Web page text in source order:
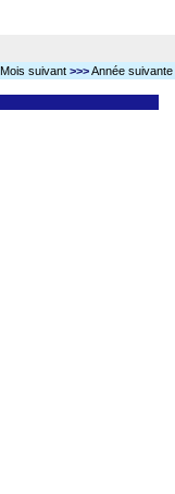
Mois suivant >>>Année suivante